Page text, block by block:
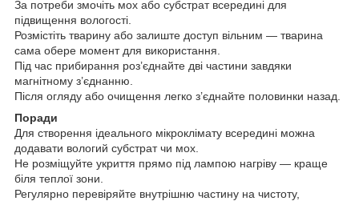
За потреби змочіть мох або субстрат всередині для
підвищення вологості.
Розмістіть тварину або залиште доступ вільним — тварина
сама обере момент для використання.
Під час прибирання роз’єднайте дві частини завдяки
магнітному з’єднанню.
Після огляду або очищення легко з’єднайте половинки назад.
Поради
Для створення ідеального мікроклімату всередині можна
додавати вологий субстрат чи мох.
Не розміщуйте укриття прямо під лампою нагріву — краще
біля теплої зони.
Регулярно перевіряйте внутрішню частину на чистоту,